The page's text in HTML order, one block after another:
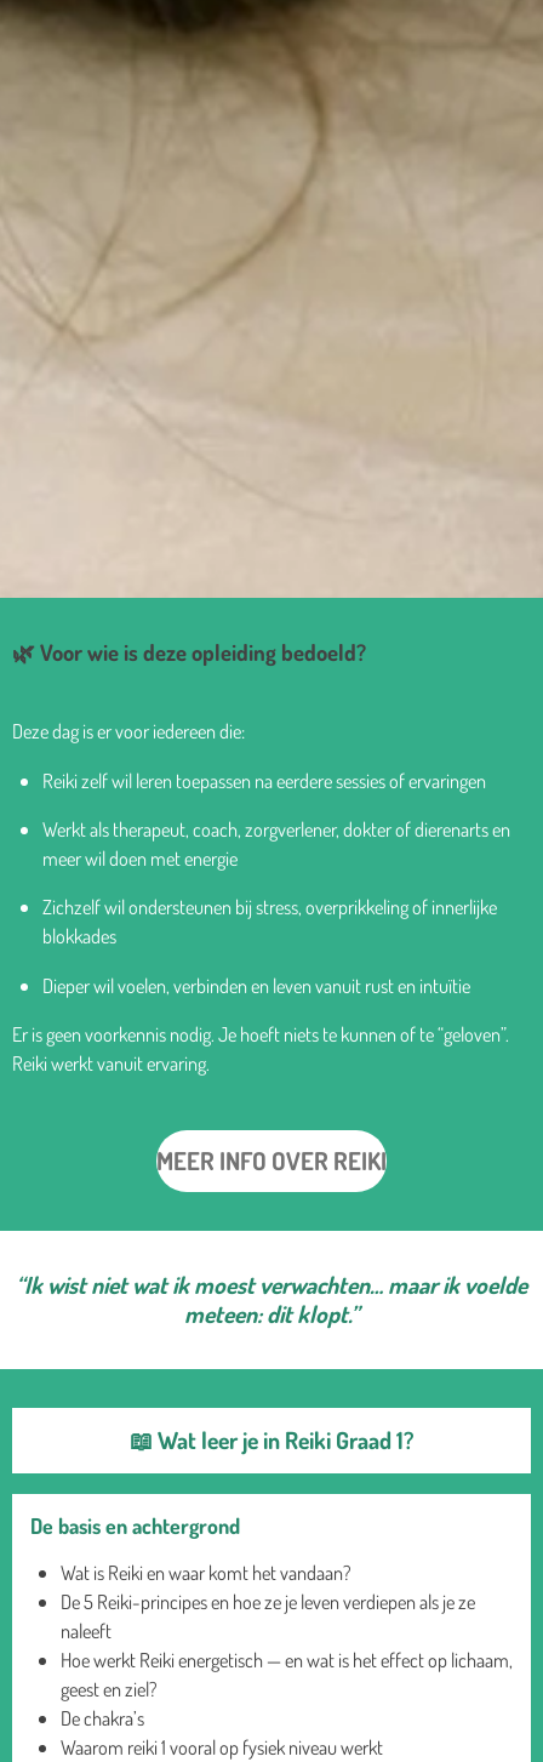
🌿 Voor wie is deze opleiding bedoeld?
Deze dag is er voor iedereen die:
Reiki zelf wil leren toepassen na eerdere sessies of ervaringen
Werkt als therapeut, coach, zorgverlener, dokter of dierenarts en
meer wil doen met energie
Zichzelf wil ondersteunen bij stress, overprikkeling of innerlijke
blokkades
Dieper wil voelen, verbinden en leven vanuit rust en intuïtie
Er is geen voorkennis nodig. Je hoeft niets te kunnen of te “geloven”.
Reiki werkt vanuit ervaring.
MEER INFO OVER REIKI
“Ik wist niet wat ik moest verwachten… maar ik voelde
meteen: dit klopt.”
📖 Wat leer je in Reiki Graad 1?
De basis en achtergrond
Wat is Reiki en waar komt het vandaan?
De 5 Reiki-principes en hoe ze je leven verdiepen als je ze
naleeft
Hoe werkt Reiki energetisch — en wat is het effect op lichaam,
geest en ziel?
De chakra’s
Waarom reiki 1 vooral op fysiek niveau werkt